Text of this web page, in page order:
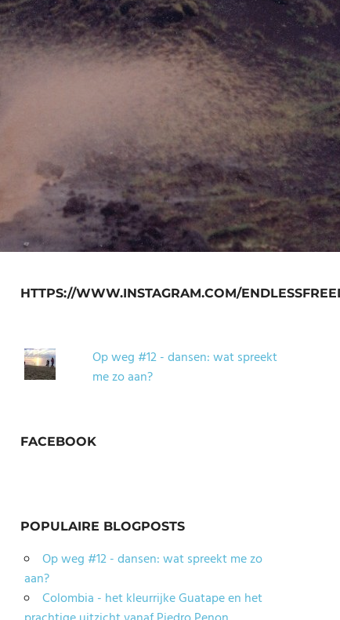
HTTPS://WWW.INSTAGRAM.COM/
Op weg #12 - dansen: wat spreekt
me zo aan?
FACEBOOK
POPULAIRE BLOGPOSTS
Op weg #12 - dansen: wat spreekt me zo
aan?
Colombia - het kleurrijke Guatape en het